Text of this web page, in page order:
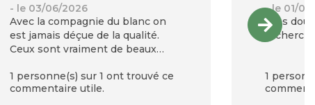
- le 03/06/2026
Avec la compagnie du blanc on
est jamais déçue de la qualité.
Ceux sont vraiment de beaux
1 personne(s) sur 1 ont trouvé ce
commentaire utile.
- le 01/
Très
1